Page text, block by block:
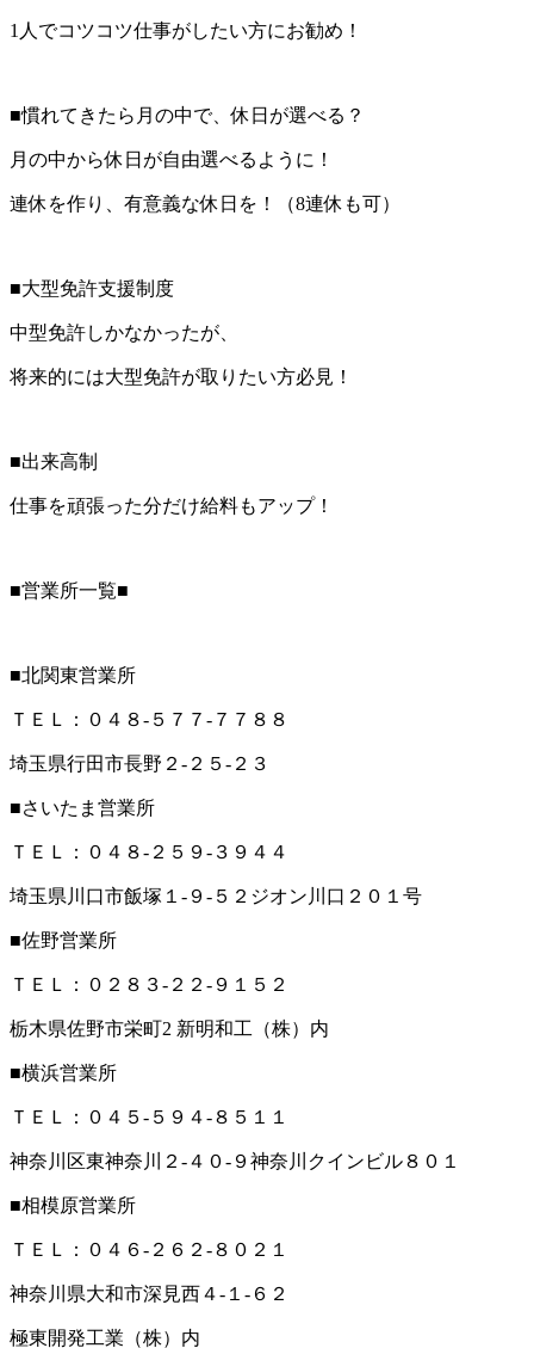
1人でコツコツ仕事がしたい方にお勧め！
■慣れてきたら月の中で、休日が選べる？
月の中から休日が自由選べるように！
連休を作り、有意義な休日を！（8連休も可）
■大型免許支援制度
中型免許しかなかったが、
将来的には大型免許が取りたい方必見！
■出来高制
仕事を頑張った分だけ給料もアップ！
■営業所一覧■
■北関東営業所
ＴＥＬ：０４８‐５７７‐７７８８
埼玉県行田市長野２‐２５‐２３
■さいたま営業所
ＴＥＬ：０４８‐２５９‐３９４４
埼玉県川口市飯塚１‐９‐５２ジオン川口２０１号
■佐野営業所
ＴＥＬ：０２８３‐２２‐９１５２
栃木県佐野市栄町2 新明和工（株）内
■横浜営業所
ＴＥＬ：０４５‐５９４‐８５１１
神奈川区東神奈川２‐４０‐９神奈川クインビル８０１
■相模原営業所
ＴＥＬ：０４６‐２６２‐８０２１
神奈川県大和市深見西４‐１‐６２
極東開発工業（株）内